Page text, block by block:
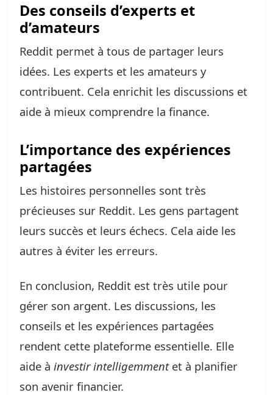
Des conseils d’experts et
d’amateurs
Reddit permet à tous de partager leurs
idées. Les experts et les amateurs y
contribuent. Cela enrichit les discussions et
aide à mieux comprendre la finance.
L’importance des expériences
partagées
Les histoires personnelles sont très
précieuses sur Reddit. Les gens partagent
leurs succès et leurs échecs. Cela aide les
autres à éviter les erreurs.
En conclusion, Reddit est très utile pour
gérer son argent. Les discussions, les
conseils et les expériences partagées
rendent cette plateforme essentielle. Elle
aide à investir intelligemmentet à planifier
son avenir financier.